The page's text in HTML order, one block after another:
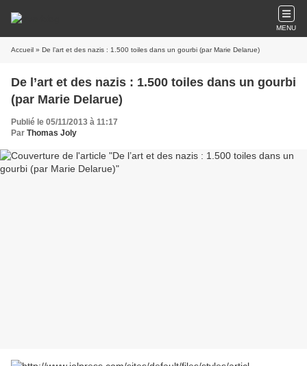
MENU
Accueil » De l’art et des nazis : 1.500 toiles dans un gourbi (par Marie Delarue)
De l’art et des nazis : 1.500 toiles dans un gourbi
(par Marie Delarue)
Publié le 05/11/2013 à 11:17
Par Thomas Joly